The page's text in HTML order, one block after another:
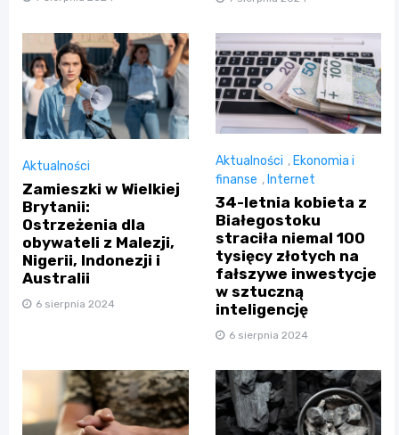
Aktualności
Zamieszki w Wielkiej
Brytanii:
Ostrzeżenia dla
obywateli z Malezji,
Nigerii, Indonezji i
Australii
6 sierpnia 2024
Aktualności , Ekonomia i
finanse ,Internet
34-letnia kobieta z
Białegostoku
straciła niemal 100
tysięcy złotych na
fałszywe inwestycje
w sztuczną
inteligencję
6 sierpnia 2024